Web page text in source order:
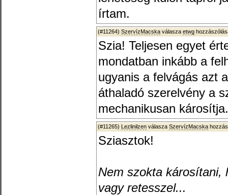
írtam.
(#11264) SzervízMacska válasza etwg
Szia! Teljesen egyet
mondatban inkább a
ugyanis a felvágás azt
áthaladó szerelvény a
mechanikusan
(#11265) Lezlinilzen válasza SzervízMacska
Sziasztok!
Nem szokta károsítani,
vagy retesszel...